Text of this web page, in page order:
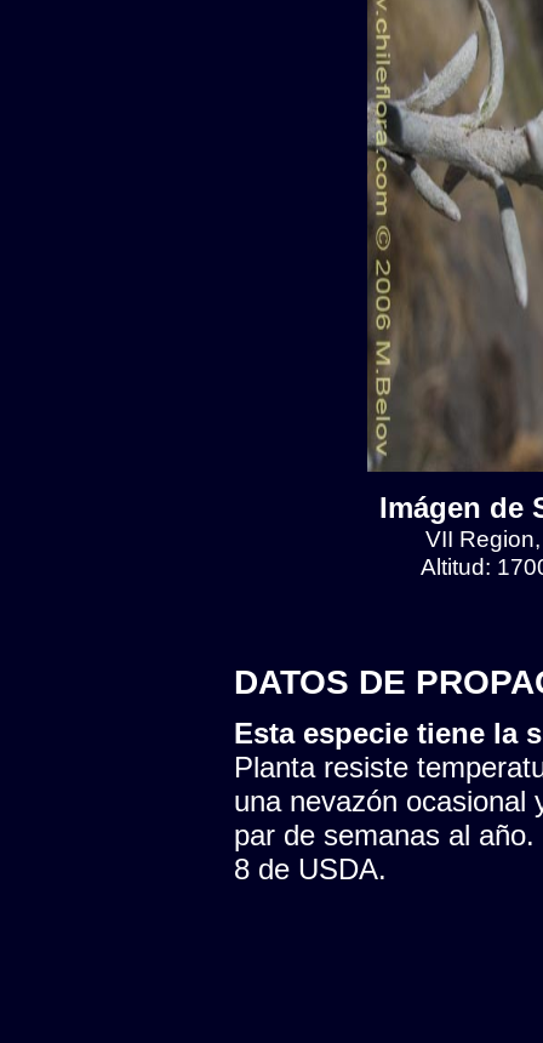
Imágen de
VII
Altitud:
DATOS DE
Esta especie tiene la
Planta resiste
una nevazón ocasional
par de semanas al
8 de USDA.